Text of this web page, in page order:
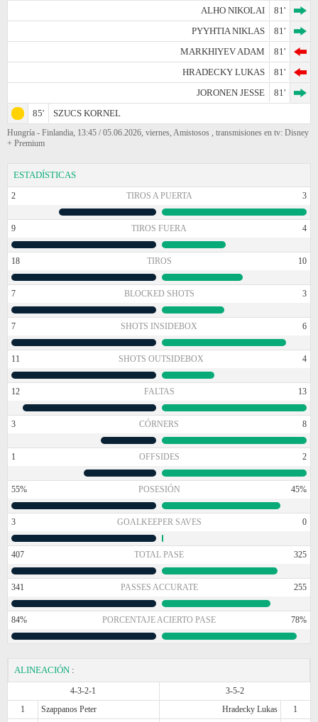
ALHO NIKOLAI
81'
PYYHTIA NIKLAS
81'
MARKHIYEV ADAM
81'
HRADECKY LUKAS
81'
JORONEN JESSE
81'
85'
SZUCS KORNEL
Hungría - Finlandia, 13:45 / 05.06.2026, viernes, Amistosos , transmisiones en tv: Disney
+ Premium
ESTADÍSTICAS
2 TIROS A PUERTA 3
9 TIROS FUERA 4
18 TIROS 10
7 BLOCKED SHOTS 3
7 SHOTS INSIDEBOX 6
11 SHOTS OUTSIDEBOX 4
12 FALTAS 13
3 CÓRNERS 8
1 OFFSIDES 2
55% POSESIÓN 45%
3 GOALKEEPER SAVES 0
407 TOTAL PASE 325
341 PASSES ACCURATE 255
84% PORCENTAJE ACIERTO PASE 78%
ALINEACIÓN :
4-3-2-1
3-5-2
1
Szappanos Peter Hradecky Lukas 1